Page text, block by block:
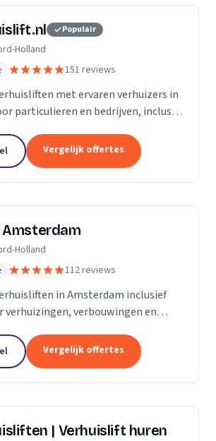
Populair
Holland
151 reviews
met ervaren verhuizers in
particulieren en bedrijven, inclusief
Vergelijk offertes
Holland
112 reviews
in Amsterdam inclusief
verhuizingen, verbouwingen en
Vergelijk offertes
| Verhuislift huren